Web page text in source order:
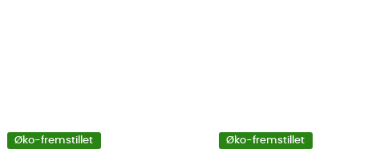
Øko-fremstillet Øko-fremstillet